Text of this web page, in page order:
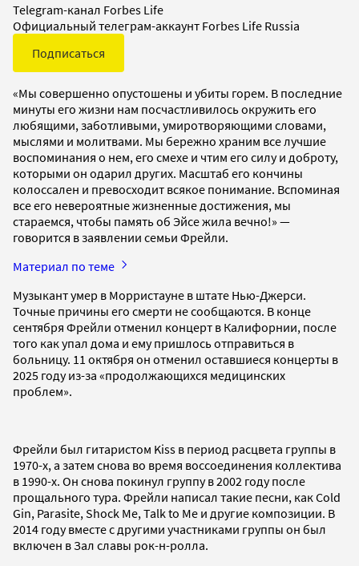
Telegram-канал Forbes Life
Официальный телеграм-аккаунт Forbes Life Russia
Подписаться
«Мы совершенно опустошены и убиты горем. В последние
минуты его жизни нам посчастливилось окружить его
любящими, заботливыми, умиротворяющими словами,
мыслями и молитвами. Мы бережно храним все лучшие
воспоминания о нем, его смехе и чтим его силу и доброту,
которыми он одарил других. Масштаб его кончины
колоссален и превосходит всякое понимание. Вспоминая
все его невероятные жизненные достижения, мы
стараемся, чтобы память об Эйсе жила вечно!» —
говорится в заявлении семьи Фрейли.
Материал по теме
Музыкант умер в Морристауне в штате Нью-Джерси.
Точные причины его смерти не сообщаются. В конце
сентября Фрейли отменил концерт в Калифорнии, после
того как упал дома и ему пришлось отправиться в
больницу. 11 октября он отменил оставшиеся концерты в
2025 году из-за «продолжающихся медицинских
проблем».
Фрейли был гитаристом Kiss в период расцвета группы в
1970-х, а затем снова во время воссоединения коллектива
в 1990-х. Он снова покинул группу в 2002 году после
прощального тура. Фрейли написал такие песни, как Cold
Gin, Parasite, Shock Me, Talk to Me и другие композиции. В
2014 году вместе с другими участниками группы он был
включен в Зал славы рок-н-ролла.